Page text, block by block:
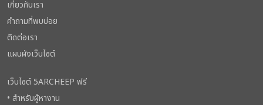
เกี่ยวกับเรา
คำถามที่พบบ่อย
ติดต่อเรา
แผนผังเว็บไซต์
เว็บไซต์ 5ARCHEEP ฟรี
• สำหรับผู้หางาน